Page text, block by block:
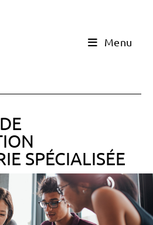
Menu
SPÉCIALISÉE